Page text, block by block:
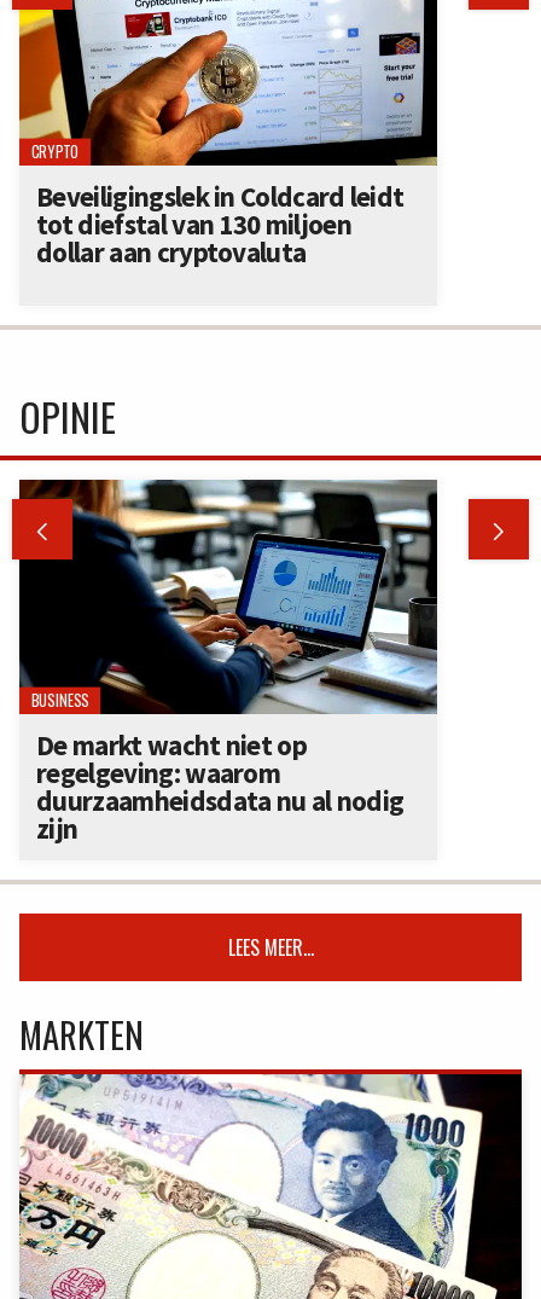
CRYPTO
Beveiligingslek in Coldcard leidt
tot diefstal van 130 miljoen
dollar aan cryptovaluta
OPINIE
 
BUSINESS
De markt wacht niet op
regelgeving: waarom
duurzaamheidsdata nu al nodig
zijn
LEES MEER...
MARKTEN